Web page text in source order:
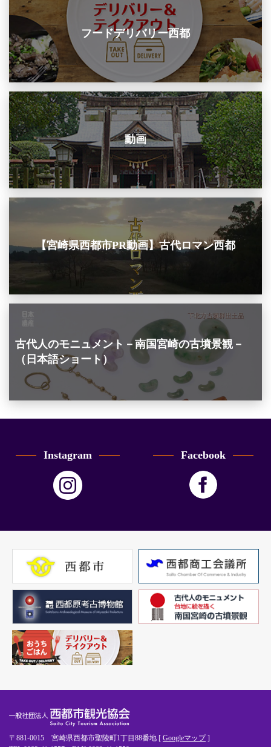
フードデリバリー西都
動画
【宮崎県西都市PR動画】古代ロマン西都
古代人のモニュメント－南国宮崎の古墳景観－
（日本語ショート）
Instagram Facebook
〒881-0015 宮崎県西都市聖陵町1丁目88番地 [ Googleマップ]